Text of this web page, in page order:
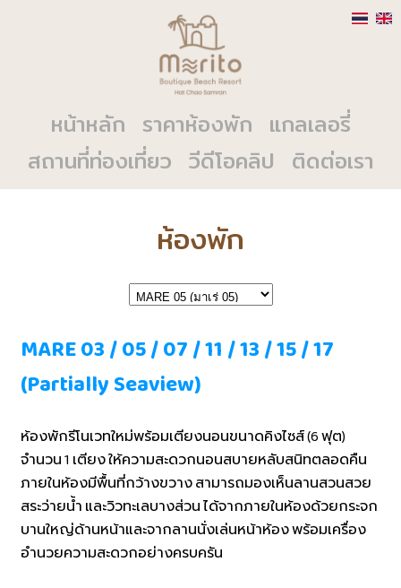
หน้าหลัก ราคาห้องพัก แกลเลอรี่
สถานที่ท่องเที่ยว วีดีโอคลิป ติดต่อเรา
ห้องพัก
MARE 03 / 05 / 07 / 11 / 13 / 15 / 17
(Partially Seaview)
ห้องพักรีโนเวทใหม่พร้อมเตียงนอนขนาดคิงไซส์ (6 ฟุต)
จำนวน 1 เตียง ให้ความสะดวกนอนสบายหลับสนิทตลอดคืน
ภายในห้องมีพื้นที่กว้างขวาง สามารถมองเห็นลานสวนสวย
สระว่ายน้ำ และวิวทะเลบางส่วน ได้จากภายในห้องด้วยกระจก
บานใหญ่ด้านหน้าและจากลานนั่งเล่นหน้าห้อง พร้อมเครื่อง
อำนวยความสะดวกอย่างครบครัน